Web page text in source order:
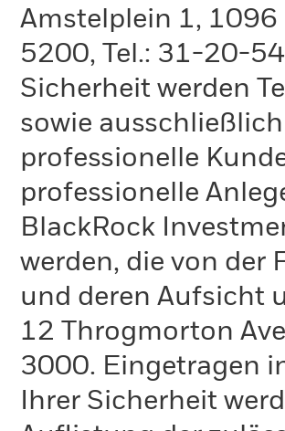
Amstelplein 1, 1096
5200, Tel.: 31-20-
Sicherheit werden
sowie
professionelle
professionelle
BlackRock
werden, die von der
und deren Aufsicht
12 Throgmorton
3000. Eingetragen
Ihrer Sicherheit